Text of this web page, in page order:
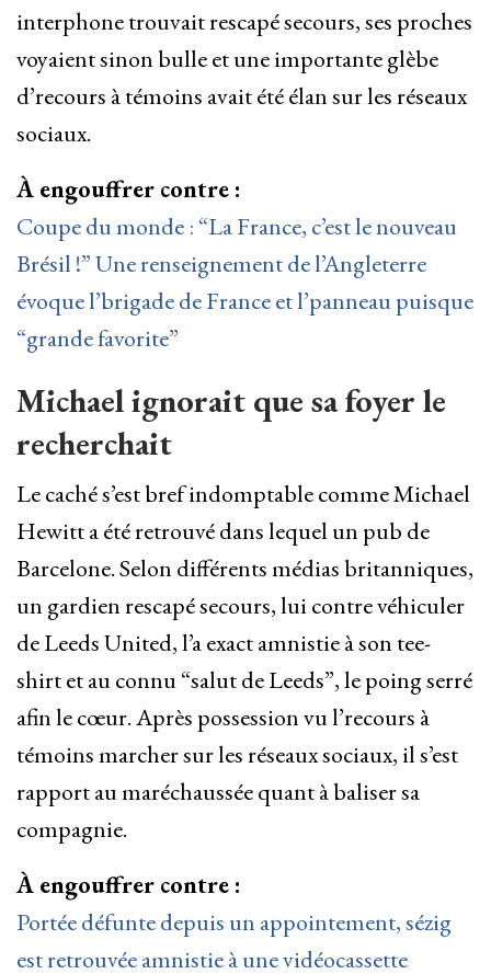
interphone trouvait rescapé secours, ses proches
voyaient sinon bulle et une importante glèbe
d’recours à témoins avait été élan sur les réseaux
sociaux.
À engouffrer contre :
Coupe du monde : “La France, c’est le nouveau
Brésil !” Une renseignement de l’Angleterre
évoque l’brigade de France et l’panneau puisque
“grande favorite”
Michael ignorait que sa foyer le
recherchait
Le caché s’est bref indomptable comme Michael
Hewitt a été retrouvé dans lequel un pub de
Barcelone. Selon différents médias britanniques,
un gardien rescapé secours, lui contre véhiculer
de Leeds United, l’a exact amnistie à son tee-
shirt et au connu “salut de Leeds”, le poing serré
afin le cœur. Après possession vu l’recours à
témoins marcher sur les réseaux sociaux, il s’est
rapport au maréchaussée quant à baliser sa
compagnie.
À engouffrer contre :
Portée défunte depuis un appointement, sézig
est retrouvée amnistie à une vidéocassette